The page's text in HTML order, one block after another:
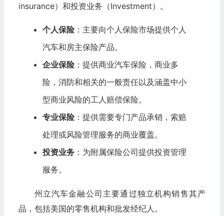
insurance）和投资业务（Investment）。
个人保险：主要向个人保险市场提供个人
汽车和房主保险产品。
企业保险：提供商业汽车保险，商业多
险，消防和相关的一般责任以及涵盖中小
型商业风险的工人赔偿保险。
专业保险：提供需要专门产品承销，索赔
处理或风险管理服务的商业覆盖。
投资业务：为附属保险公司提供投资管理
服务。
州立汽车金融公司主要通过独立机构销售其产
品，包括美国的零售机构和批发经纪人。